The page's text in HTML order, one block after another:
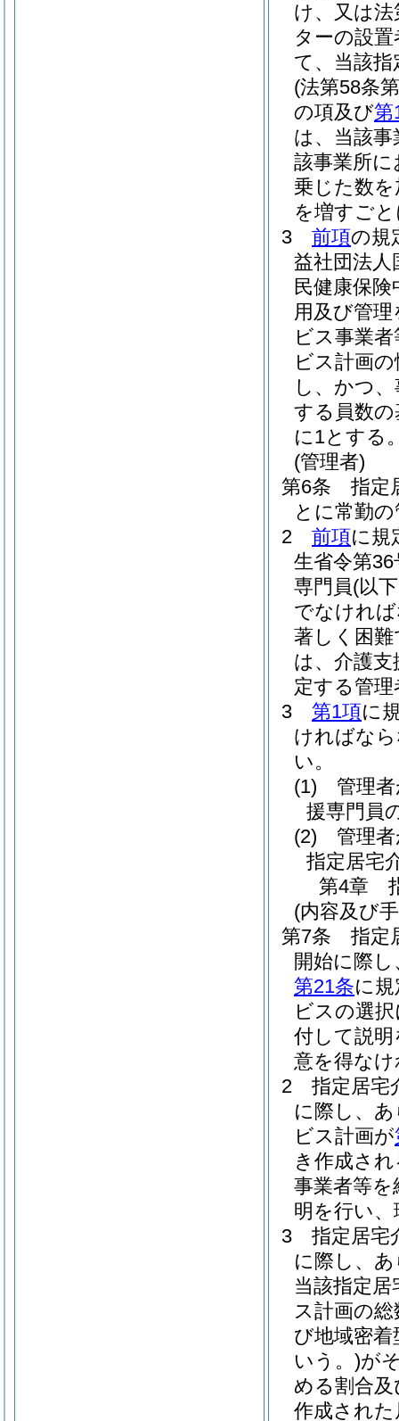
け、又は
ターの設
て、当該
(法第58条
の項及び第
は、当該
該事業所
乗じた数
を増すご
3
前項の規
益社団法人
民健康保
用及び管
ビス事業
ビス計画
し、かつ
する員数
に1とする
(管理者)
第6条
指定
とに常勤
2
前項に規
生省令第36
専門員(以
でなけれ
著しく困
は、介護支
定する管
3
第1項に
ければな
い。
(1)
管理
援専門員
(2)
管理
指定居宅
第4章
(内容及び
第7条
指定
開始に際
第21条に
ビスの選
付して説
意を得な
2
指定居宅
に際し、
ビス計画が
き作成さ
事業者等
明を行い
3
指定居宅
に際し、
当該指定
ス計画の
び地域密着
いう。)が
める割合
作成され